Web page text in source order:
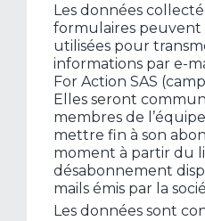
Les données
formulaires
utilisées pour
informations par e-
For Action SAS
Elles seront
membres de
mettre fin à son
moment à partir du
désabonnement
mails émis par la
Les données sont